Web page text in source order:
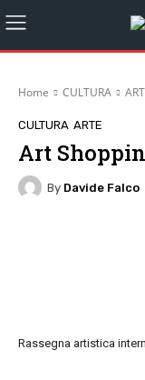
Home CULTURA
CULTURA ARTE
Art
By Davide Falco
Rassegna artistica